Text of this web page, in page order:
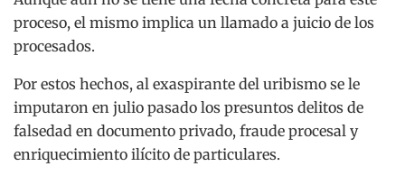
proceso, el mismo implica un llamado a juicio de los
procesados.
Por estos hechos, al exaspirante del uribismo se le
imputaron en julio pasado los presuntos delitos de
falsedad en documento privado, fraude procesal y
enriquecimiento ilícito de particulares.